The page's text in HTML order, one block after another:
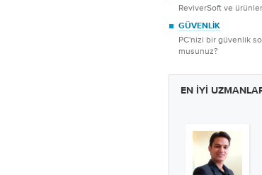
ReviverSoft ve
GÜVENLIK
PC'nizi bir güvenlik
musunuz?
EN IYI